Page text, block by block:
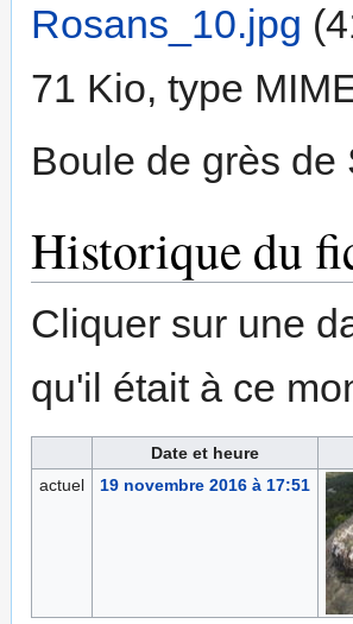
Rosans_10.jpg
71 Kio, type
Boule de grès de
Historique du
Cliquer sur une
qu'il était à ce
Date et heure
actuel
19 novembre 2016 à 17:51